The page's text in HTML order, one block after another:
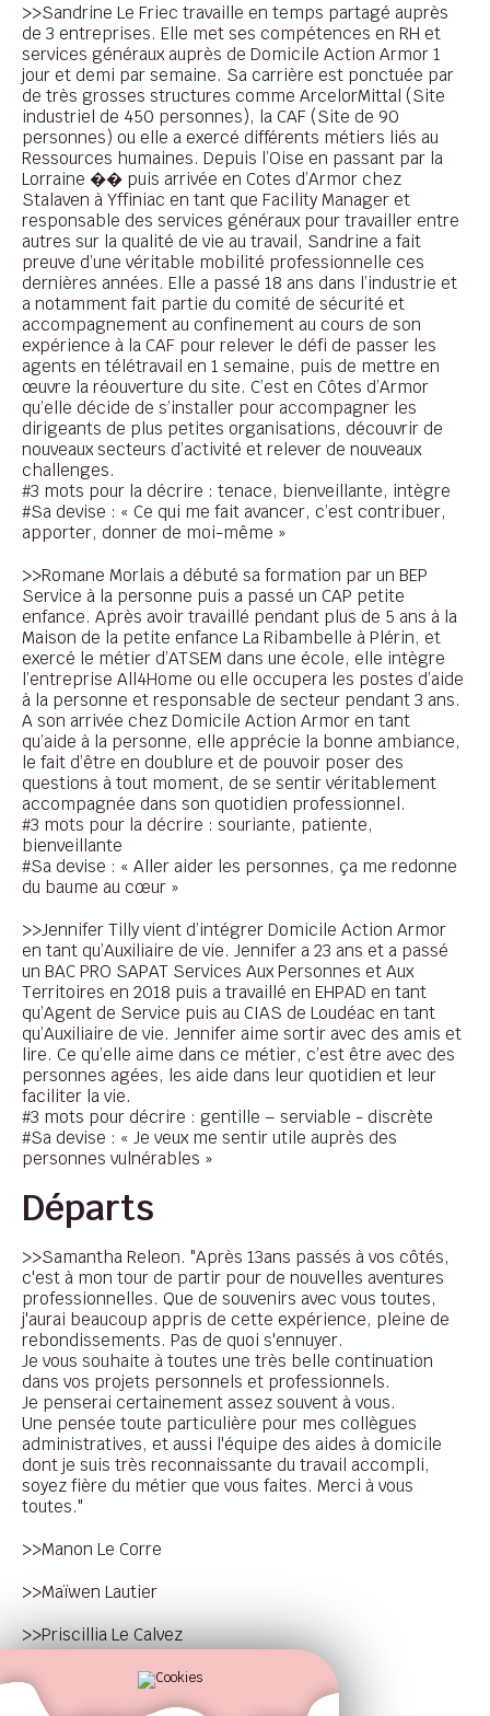
>>Sandrine Le Friec travaille en temps partagé auprès
de 3 entreprises. Elle met ses compétences en RH et
services généraux auprès de Domicile Action Armor 1
jour et demi par semaine. Sa carrière est ponctuée par
de très grosses structures comme ArcelorMittal (Site
industriel de 450 personnes), la CAF (Site de 90
personnes) ou elle a exercé différents métiers liés au
Ressources humaines. Depuis l’Oise en passant par la
Lorraine �� puis arrivée en Cotes d’Armor chez
Stalaven à Yffiniac en tant que Facility Manager et
responsable des services généraux pour travailler entre
autres sur la qualité de vie au travail, Sandrine a fait
preuve d’une véritable mobilité professionnelle ces
dernières années. Elle a passé 18 ans dans l’industrie et
a notamment fait partie du comité de sécurité et
accompagnement au confinement au cours de son
expérience à la CAF pour relever le défi de passer les
agents en télétravail en 1 semaine, puis de mettre en
œuvre la réouverture du site. C’est en Côtes d’Armor
qu’elle décide de s’installer pour accompagner les
dirigeants de plus petites organisations, découvrir de
nouveaux secteurs d’activité et relever de nouveaux
challenges.
#3 mots pour la décrire : tenace, bienveillante, intègre
#Sa devise : « Ce qui me fait avancer, c’est contribuer,
apporter, donner de moi-même »
>>Romane Morlais a débuté sa formation par un BEP
Service à la personne puis a passé un CAP petite
enfance. Après avoir travaillé pendant plus de 5 ans à la
Maison de la petite enfance La Ribambelle à Plérin, et
exercé le métier d’ATSEM dans une école, elle intègre
l’entreprise All4Home ou elle occupera les postes d’aide
à la personne et responsable de secteur pendant 3 ans.
A son arrivée chez Domicile Action Armor en tant
qu’aide à la personne, elle apprécie la bonne ambiance,
le fait d’être en doublure et de pouvoir poser des
questions à tout moment, de se sentir véritablement
accompagnée dans son quotidien professionnel.
#3 mots pour la décrire : souriante, patiente,
bienveillante
#Sa devise : « Aller aider les personnes, ça me redonne
du baume au cœur »
>>Jennifer Tilly vient d’intégrer Domicile Action Armor
en tant qu’Auxiliaire de vie. Jennifer a 23 ans et a passé
un BAC PRO SAPAT Services Aux Personnes et Aux
Territoires en 2018 puis a travaillé en EHPAD en tant
qu’Agent de Service puis au CIAS de Loudéac en tant
qu’Auxiliaire de vie. Jennifer aime sortir avec des amis et
lire. Ce qu’elle aime dans ce métier, c’est être avec des
personnes agées, les aide dans leur quotidien et leur
faciliter la vie.
#3 mots pour décrire : gentille – serviable - discrète
#Sa devise : « Je veux me sentir utile auprès des
personnes vulnérables »
Départs
>>Samantha Releon. "Après 13ans passés à vos côtés,
c'est à mon tour de partir pour de nouvelles aventures
professionnelles. Que de souvenirs avec vous toutes,
j'aurai beaucoup appris de cette expérience, pleine de
rebondissements. Pas de quoi s'ennuyer.
Je vous souhaite à toutes une très belle continuation
dans vos projets personnels et professionnels.
Je penserai certainement assez souvent à vous.
Une pensée toute particulière pour mes collègues
administratives, et aussi l'équipe des aides à domicile
dont je suis très reconnaissante du travail accompli,
soyez fière du métier que vous faites. Merci à vous
toutes."
>>Manon Le Corre
>>Maïwen Lautier
>>Priscillia Le Calvez
>>Claire Cyrille